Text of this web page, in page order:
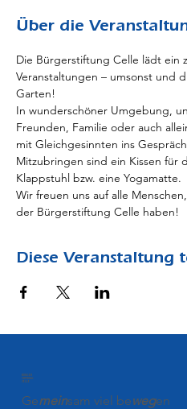
Über die
Die Bürgerstiftung Celle lädt ein
Veranstaltungen – umsonst und
Garten!
In wunderschöner Umgebung,
Freunden, Familie oder auch
mit Gleichgesinnten ins
Mitzubringen sind ein Kissen für
Klappstuhl bzw. eine Yogamatte.
Wir freuen uns auf alle
der Bürgerstiftung Celle haben!
Diese Veranstaltung
STIFTUNG
CELLE
Gemeinsam viel bewegen